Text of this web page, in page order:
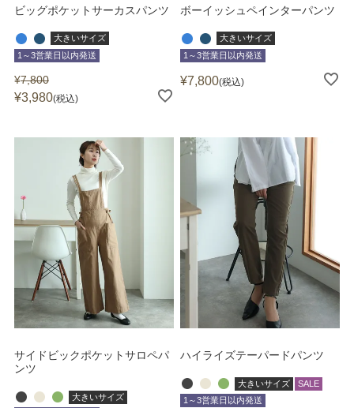
ビッグポケットサーカスパンツ
大きいサイズ
1～3営業日以内発送
¥7,800
¥3,980 税込
ボーイッシュペインターパンツ
大きいサイズ
1～3営業日以内発送
¥7,800 税込
サイドビックポケットサロペパ
ンツ
大きいサイズ
ハイライズテーパードパンツ
大きいサイズ
SALE
1～3営業日以内発送